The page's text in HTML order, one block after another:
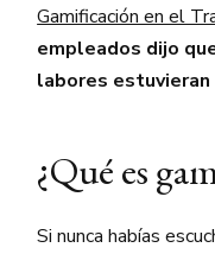
Gamificación en el
empleados dijo
labores estuvieran
¿Qué es
Si nunca habías